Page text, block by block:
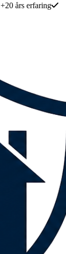
+20 års erfaring